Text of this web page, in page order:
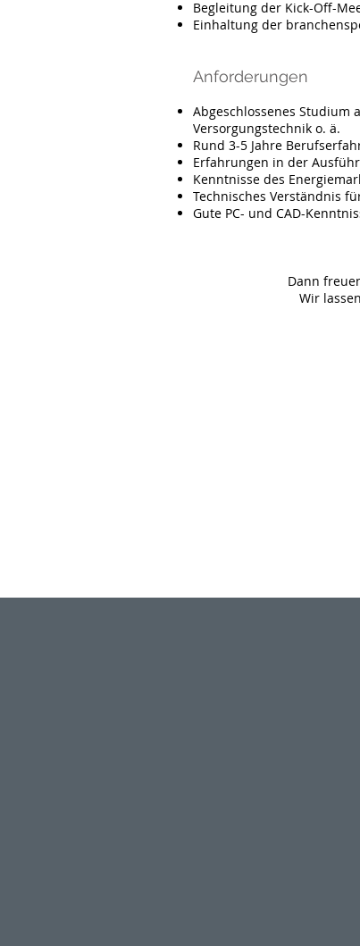
Begleitung der Kick-Off-
Einhaltung der
Anforderungen
Abgeschlossenes Studium
Versorgungstechnik o. ä.
Rund 3-5 Jahre
Erfahrungen in der
Kenntnisse des
Technisches Verständnis
Gute PC- und CAD-
Dann
Wir